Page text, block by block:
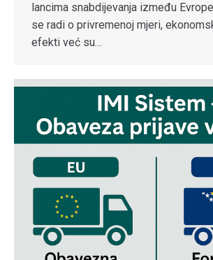
lancima snabdijevanja između
se radi o privremenoj mjeri,
efekti već su…